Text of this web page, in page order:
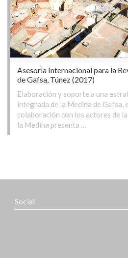
Asesoría Internacional para la
de Gafsa, Túnez (2017)
Elaboración y soporte a una
integrada de la Medina de Gafsa,
colaboración con los actores de
la Medina presenta …
Social